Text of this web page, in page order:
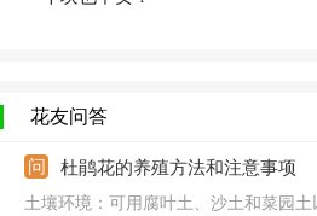
花友问答
杜鹃花的养殖方法和注意事项
土壤环境：可用腐叶土、沙土和菜园